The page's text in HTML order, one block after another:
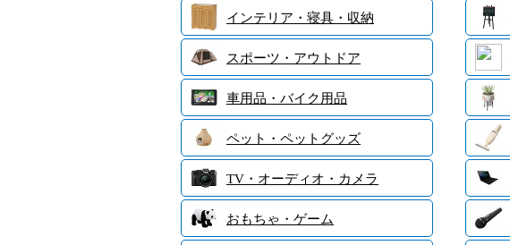
インテリア・寝具・収納
スポーツ・アウトドア
車用品・バイク用品
ペット・ペットグッズ
TV・オーディオ・カメラ
おもちゃ・ゲーム